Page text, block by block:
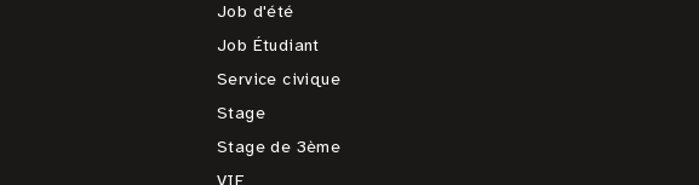
Job d'été
Job Étudiant
Service civique
Stage
Stage de 3ème
VIE